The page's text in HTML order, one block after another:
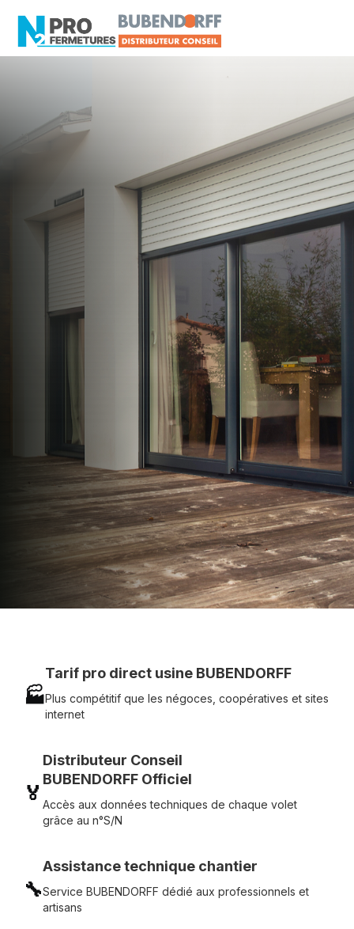
Distributeur en volets
roulants Delta Dore
Sainte-Luce-sur-Loire
Artisan, Menuisier, TPE ou PME proche de
Sainte-Luce-sur-Loire ?
N2PRO Fermetures est votre référent Distributeur
en volets roulants Delta Dore officiel pour vous
apporter : Tarifs directs usines sans minimum
d'achat - Assistance technique chantier et
service réactif avec simplicité.
07 83 35 69 17
MON DEVIS MOTEUR
Voir tous nos produits
🏭
Tarif pro direct usine BUBENDORFF
Plus compétitif que les négoces, coopératives et sites
internet
🏅
Distributeur Conseil
BUBENDORFF Officiel
Accès aux données techniques de chaque volet
grâce au n°S/N
🔧
Assistance technique chantier
Service BUBENDORFF dédié aux professionnels et
artisans